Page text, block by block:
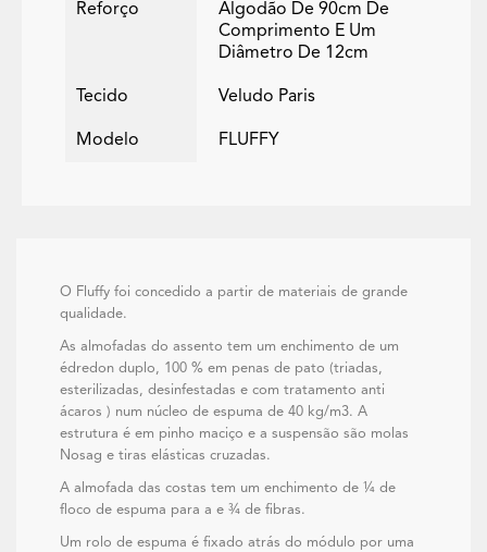
Reforço
Algodão De 90cm De
Comprimento E Um
Diâmetro De 12cm
Tecido Veludo Paris
Modelo FLUFFY
O Fluffy foi concedido a partir de materiais de grande
qualidade.
As almofadas do assento tem um enchimento de um
édredon duplo, 100 % em penas de pato (triadas,
esterilizadas, desinfestadas e com tratamento anti
ácaros ) num núcleo de espuma de 40 kg/m3. A
estrutura é em pinho maciço e a suspensão são molas
Nosag e tiras elásticas cruzadas.
A almofada das costas tem um enchimento de ¼ de
floco de espuma para a e ¾ de fibras.
Um rolo de espuma é fixado atrás do módulo por uma